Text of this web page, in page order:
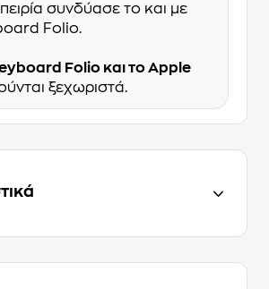
συνδύασε το και με
Folio.
Folio και το Apple
ξεχωριστά.